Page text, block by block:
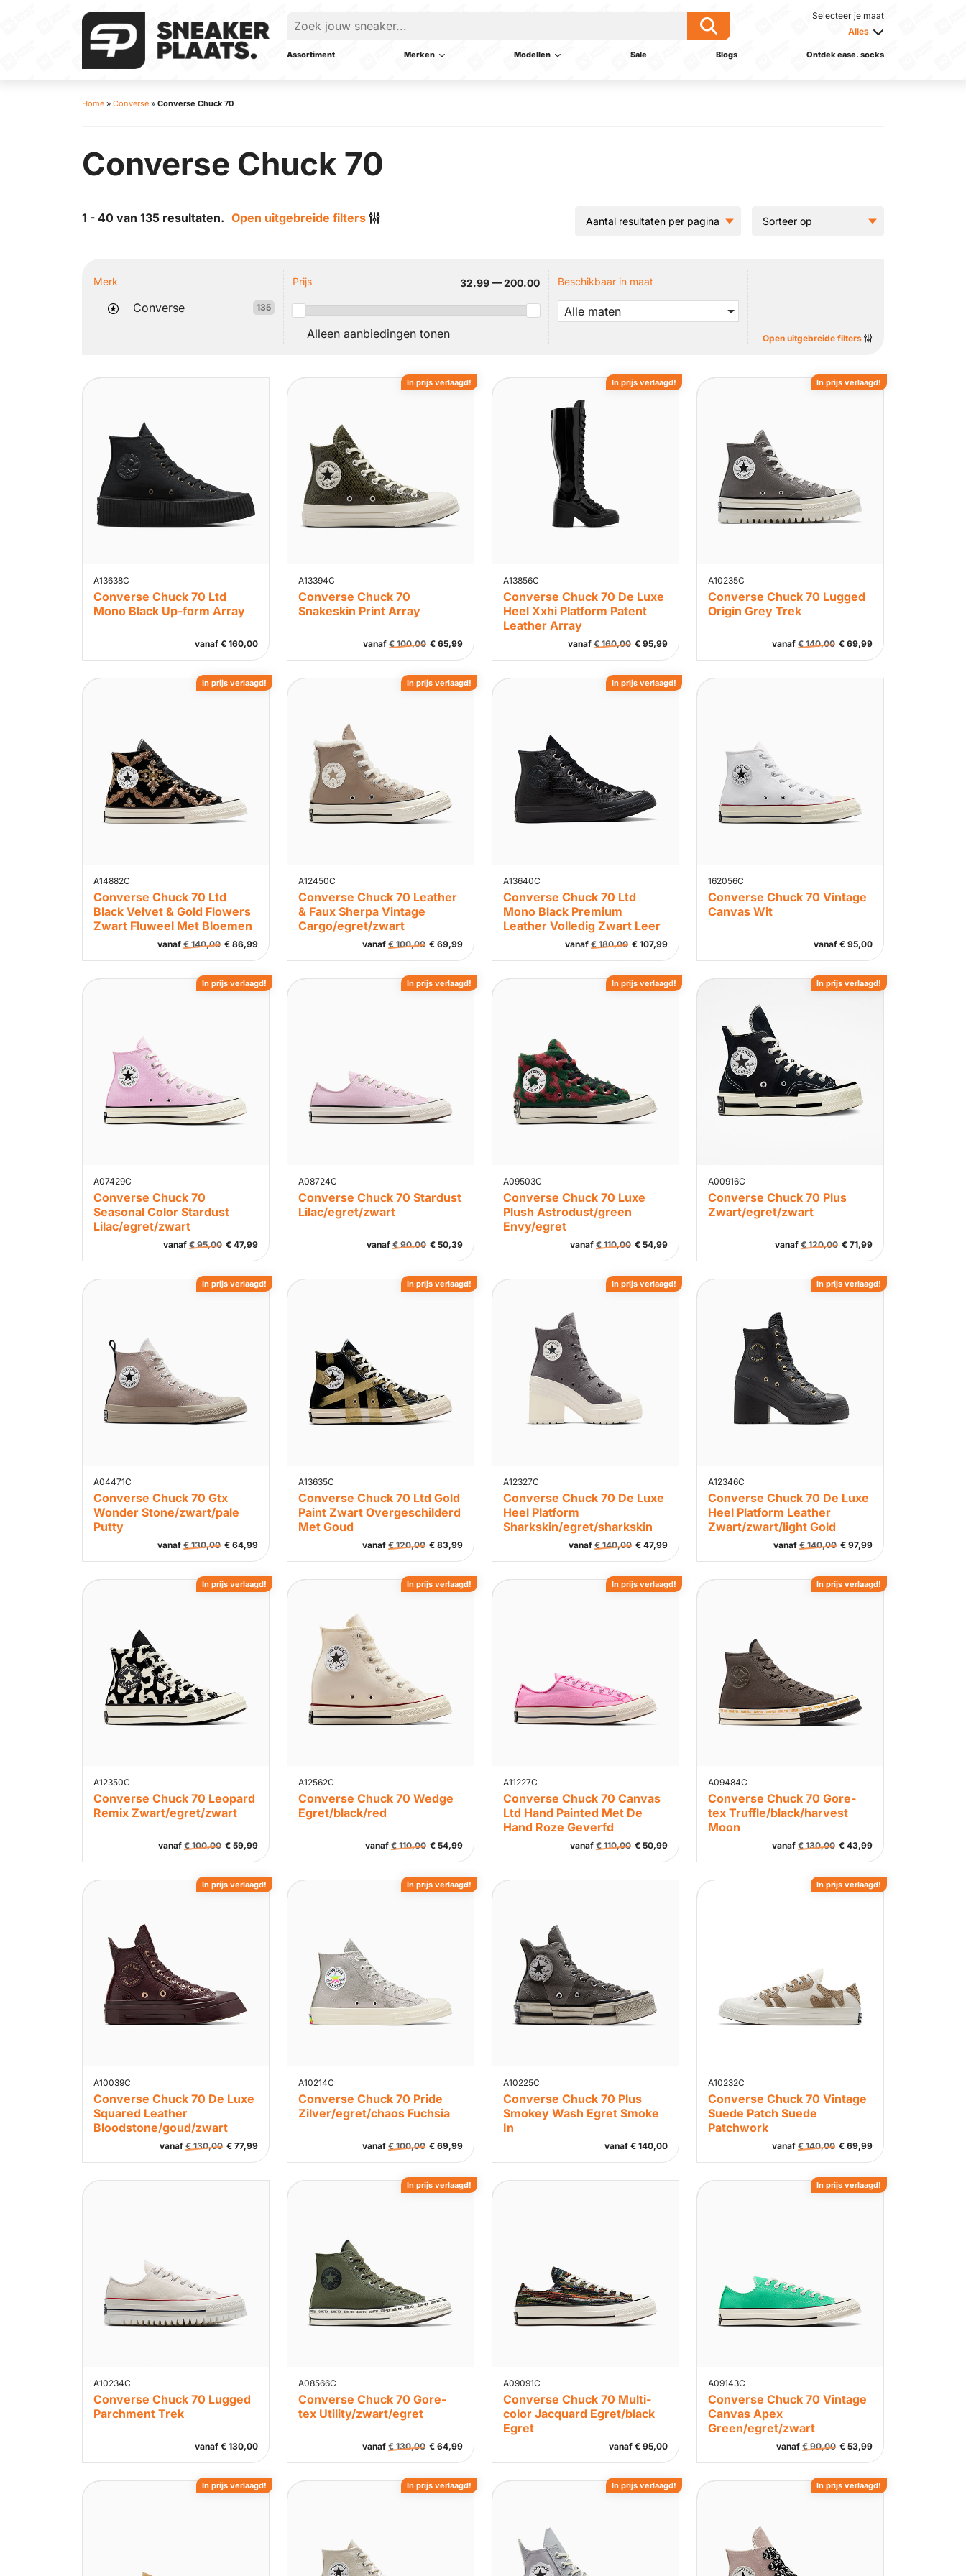
Selecteer je maat
Alles
Assortiment Merken Modellen Sale Blogs Ontdek ease. socks
Home » Converse » Converse Chuck 70
Converse Chuck 70
1 - 40 van 135 resultaten. Open uitgebreide filters
Merk
Converse 135
Prijs 32.99 — 200.00
Alleen aanbiedingen tonen
Beschikbaar in maat
Alle maten
Open uitgebreide filters
A13638C
Converse Chuck 70 Ltd
Mono Black Up-form Array
vanaf € 160,00
A13394C
Converse Chuck 70
Snakeskin Print Array
vanaf €100,00 € 65,99
In prijs verlaagd!
A13856C
Converse Chuck 70 De Luxe
Heel Xxhi Platform Patent
Leather Array
vanaf €160,00 € 95,99
In prijs verlaagd!
A10235C
Converse Chuck 70 Lugged
Origin Grey Trek
vanaf €140,00 € 69,99
In prijs verlaagd!
A14882C
Converse Chuck 70 Ltd
Black Velvet & Gold Flowers
Zwart Fluweel Met Bloemen
vanaf €140,00 € 86,99
In prijs verlaagd!
A12450C
Converse Chuck 70 Leather
& Faux Sherpa Vintage
Cargo/egret/zwart
vanaf €100,00 € 69,99
In prijs verlaagd!
A13640C
Converse Chuck 70 Ltd
Mono Black Premium
Leather Volledig Zwart Leer
vanaf €180,00 € 107,99
In prijs verlaagd!
162056C
Converse Chuck 70 Vintage
Canvas Wit
vanaf € 95,00
A07429C
Converse Chuck 70
Seasonal Color Stardust
Lilac/egret/zwart
vanaf €95,00 € 47,99
In prijs verlaagd!
A08724C
Converse Chuck 70 Stardust
Lilac/egret/zwart
vanaf €90,00 € 50,39
In prijs verlaagd!
A09503C
Converse Chuck 70 Luxe
Plush Astrodust/green
Envy/egret
vanaf €110,00 € 54,99
In prijs verlaagd!
A00916C
Converse Chuck 70 Plus
Zwart/egret/zwart
vanaf €120,00 € 71,99
In prijs verlaagd!
A04471C
Converse Chuck 70 Gtx
Wonder Stone/zwart/pale
Putty
vanaf €130,00 € 64,99
In prijs verlaagd!
A13635C
Converse Chuck 70 Ltd Gold
Paint Zwart Overgeschilderd
Met Goud
vanaf €120,00 € 83,99
In prijs verlaagd!
A12327C
Converse Chuck 70 De Luxe
Heel Platform
Sharkskin/egret/sharkskin
vanaf €140,00 € 47,99
In prijs verlaagd!
A12346C
Converse Chuck 70 De Luxe
Heel Platform Leather
Zwart/zwart/light Gold
vanaf €140,00 € 97,99
In prijs verlaagd!
A12350C
Converse Chuck 70 Leopard
Remix Zwart/egret/zwart
vanaf €100,00 € 59,99
In prijs verlaagd!
A12562C
Converse Chuck 70 Wedge
Egret/black/red
vanaf €110,00 € 54,99
In prijs verlaagd!
A11227C
Converse Chuck 70 Canvas
Ltd Hand Painted Met De
Hand Roze Geverfd
vanaf €110,00 € 50,99
In prijs verlaagd!
A09484C
Converse Chuck 70 Gore-
tex Truffle/black/harvest
Moon
vanaf €130,00 € 43,99
In prijs verlaagd!
A10039C
Converse Chuck 70 De Luxe
Squared Leather
Bloodstone/goud/zwart
vanaf €130,00 € 77,99
In prijs verlaagd!
A10214C
Converse Chuck 70 Pride
Zilver/egret/chaos Fuchsia
vanaf €100,00 € 69,99
In prijs verlaagd!
A10225C
Converse Chuck 70 Plus
Smokey Wash Egret Smoke
In
vanaf € 140,00
A10232C
Converse Chuck 70 Vintage
Suede Patch Suede
Patchwork
vanaf €140,00 € 69,99
In prijs verlaagd!
A10234C
Converse Chuck 70 Lugged
Parchment Trek
vanaf € 130,00
A08566C
Converse Chuck 70 Gore-
tex Utility/zwart/egret
vanaf €130,00 € 64,99
In prijs verlaagd!
A09091C
Converse Chuck 70 Multi-
color Jacquard Egret/black
Egret
vanaf € 95,00
A09143C
Converse Chuck 70 Vintage
Canvas Apex
Green/egret/zwart
vanaf €90,00 € 53,99
In prijs verlaagd!
In prijs verlaagd! In prijs verlaagd! In prijs verlaagd! In prijs verlaagd!